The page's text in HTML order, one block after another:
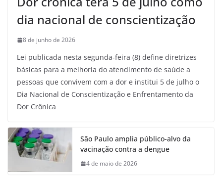
dia nacional de conscientização
8 de junho de 2026
Lei publicada nesta segunda-feira (8) define diretrizes
básicas para a melhoria do atendimento de saúde a
pessoas que convivem com a dor e institui 5 de julho o
Dia Nacional de Conscientização e Enfrentamento da
Dor Crônica
São Paulo amplia público-alvo da
vacinação contra a dengue
4 de maio de 2026